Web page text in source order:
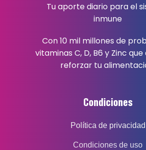
Tu aporte diario para el
inmune
Con 10 mil millones de
vitaminas C, D, B6 y Zinc
reforzar tu
Condiciones
Política de privacidad
Condiciones de uso